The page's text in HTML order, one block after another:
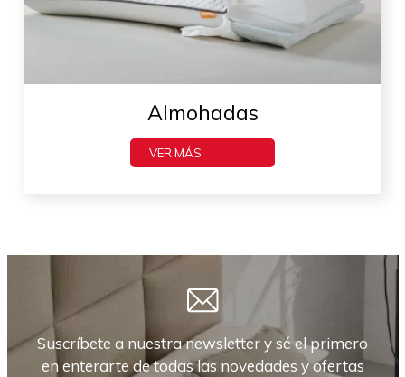
Almohadas
VER MÁS
Suscríbete a nuestra newsletter y sé el primero
en enterarte de todas las novedades y ofertas